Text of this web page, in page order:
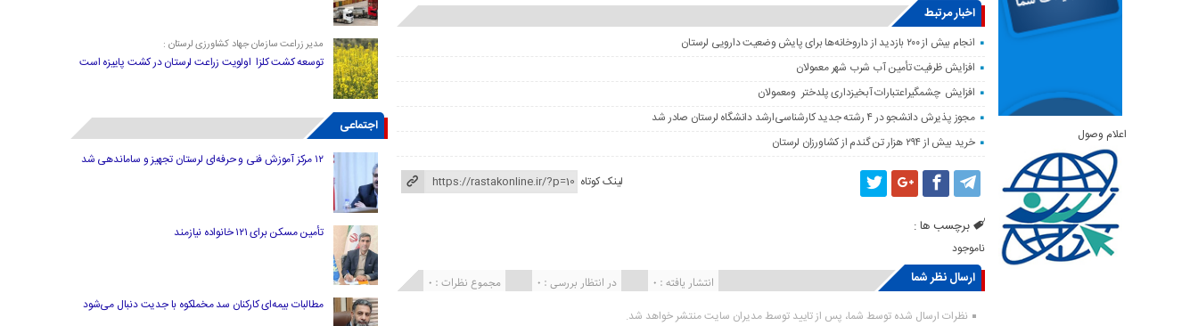
اخبار مرتبط
انجام بیش از ۲۰۰ بازدید از داروخانه‌ها برای پایش وضعیت دارویی لرستان
افزایش ظرفیت تأمین آب شرب شهر معمولان
افزایش چشمگیراعتبارات آبخیزداری پلدختر ومعمولان
مجوز پذیرش دانشجو در ۴ رشته جدید کارشناسی‌ارشد دانشگاه لرستان صادر شد
خرید بیش از ۲۹۴ هزار تن گندم از کشاورزان لرستان
لینک کوتاه
برچسب ها :
ناموجود
ارسال نظر شما مجموع نظرات : 0 در انتظار بررسی : 0 انتشار یافته : ۰
نظرات ارسال شده توسط شما، پس از تایید توسط مدیران سایت منتشر خواهد شد.
اعلام وصول
مدیر زراعت سازمان جهاد کشاورزی لرستان :
توسعه کشت کلزا اولویت زراعت لرستان در کشت پاییزه است
اجتماعی
۱۲ مرکز آموزش فنی و حرفه‌ای لرستان تجهیز و ساماندهی شد
تأمین مسکن برای ۱۲۱ خانواده نیازمند
مطالبات بیمه‌ای کارکنان سد مخملکوه با جدیت دنبال می‌شود